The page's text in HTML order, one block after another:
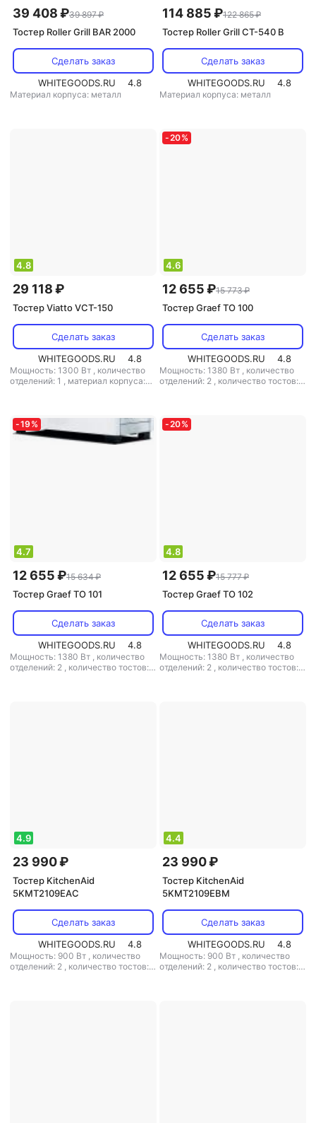
39 408 ₽39 897 ₽
Тостер Roller Grill BAR 2000
Сделать заказ
WHITEGOODS.RU
4.8
Материал корпуса: металл
114 885 ₽122 865 ₽
Тостер Roller Grill CT-540 B
Сделать заказ
WHITEGOODS.RU
4.8
Материал корпуса: металл
4.8
29 118 ₽
Тостер Viatto VCT-150
Сделать заказ
WHITEGOODS.RU
4.8
Мощность: 1300 Вт , количество
отделений: 1 , материал корпуса:
-20%
4.6
12 655 ₽15 773 ₽
Тостер Graef TO 100
Сделать заказ
WHITEGOODS.RU
4.8
Мощность: 1380 Вт , количество
отделений: 2 , количество тостов: 2
-19 %
4.7
12 655 ₽15 634 ₽
Тостер Graef TO 101
Сделать заказ
WHITEGOODS.RU
4.8
Мощность: 1380 Вт , количество
отделений: 2 , количество тостов: 2
-20%
4.8
12 655 ₽15 777 ₽
Тостер Graef TO 102
Сделать заказ
WHITEGOODS.RU
4.8
Мощность: 1380 Вт , количество
отделений: 2 , количество тостов: 2
4.9
23 990 ₽
Тостер KitchenAid
5KMT2109EAC
Сделать заказ
WHITEGOODS.RU
4.8
Мощность: 900 Вт , количество
отделений: 2 , количество тостов: 2
4.4
23 990 ₽
Тостер KitchenAid
5KMT2109EBM
Сделать заказ
WHITEGOODS.RU
4.8
Мощность: 900 Вт , количество
отделений: 2 , количество тостов: 2